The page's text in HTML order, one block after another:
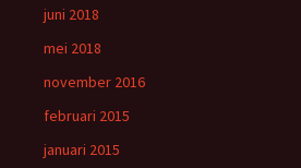
juni 2018
mei 2018
november 2016
februari 2015
januari 2015